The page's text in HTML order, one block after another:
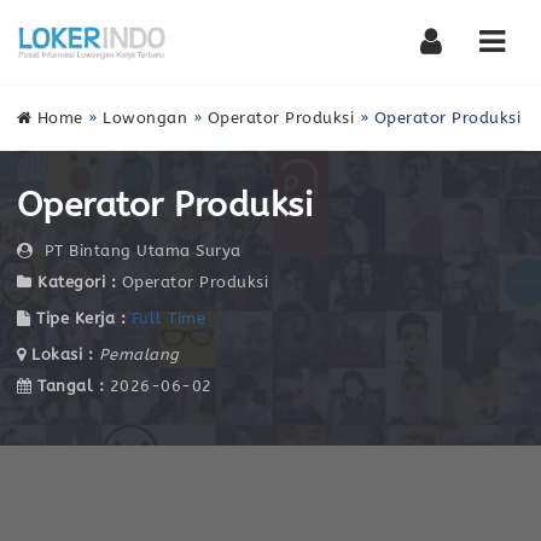
Home » Lowongan » Operator Produksi » Operator Produksi
Operator Produksi
PT Bintang Utama Surya
Kategori : Operator Produksi
Tipe Kerja : Full Time
Lokasi : Pemalang
Tangal : 2026-06-02